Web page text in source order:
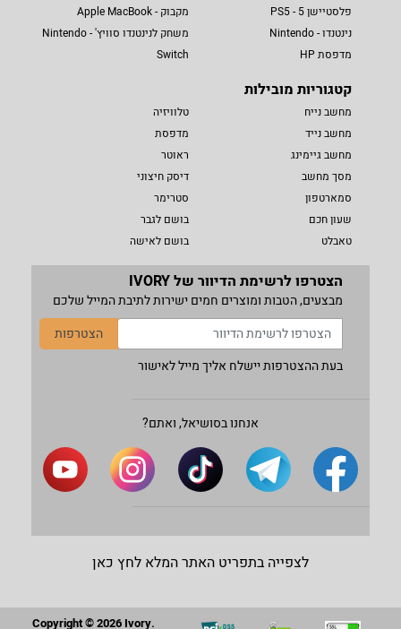
פלסטיישן 5 - PS5
נינטנדו - Nintendo
מדפסת HP
מקבוק - Apple MacBook
משחק לנינטנדו סוויץ' - Nintendo
Switch
קטגוריות מובילות
מחשב נייח
מחשב נייד
מחשב גיימינג
מסך מחשב
סמארטפון
שעון חכם
טאבלט
טלוויזיה
מדפסת
ראוטר
דיסק חיצוני
סטרימר
בושם לגבר
בושם לאישה
הצטרפו לרשימת הדיוור של IVORY
מבצעים, הטבות ומוצרים חמים ישירות לתיבת המייל שלכם
הצטרפות
בעת ההצטרפות יישלח אליך מייל לאישור
אנחנו בסושיאל, ואתם?
לצפייה בתפריט האתר המלא לחץ כאן
Copyright © 2026 Ivory.